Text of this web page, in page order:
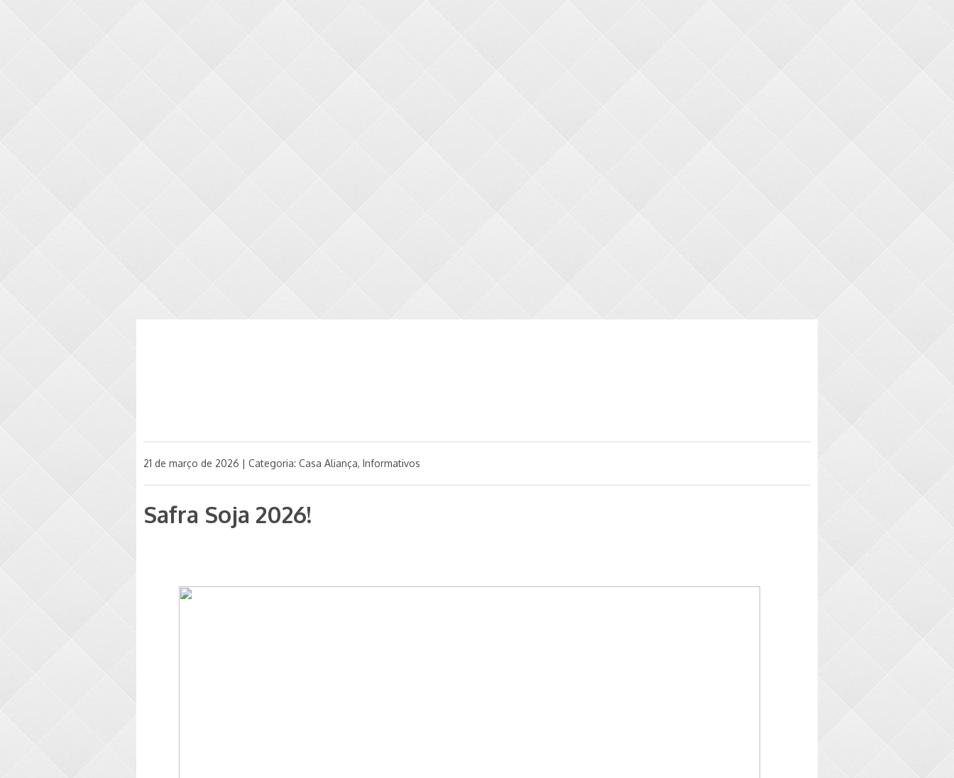
21 de março de 2026 | Categoria: Casa Aliança, Informativos
Safra Soja 2026!